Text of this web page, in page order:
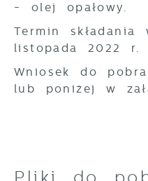
- olej opałowy.
Termin składania
listopada 2022 r.
Wniosek do
lub poniżej w